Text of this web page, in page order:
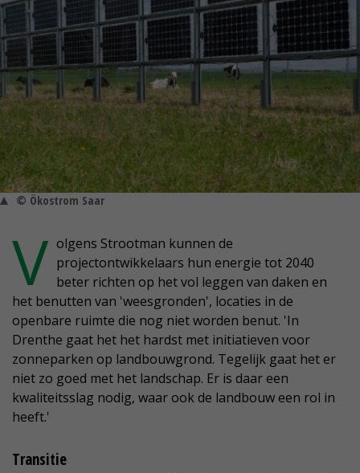
© Ökostrom Saar
V olgens Strootman kunnen de
projectontwikkelaars hun energie tot 2040
beter richten op het vol leggen van daken en
het benutten van 'weesgronden', locaties in de
openbare ruimte die nog niet worden benut. 'In
Drenthe gaat het het hardst met initiatieven voor
zonneparken op landbouwgrond. Tegelijk gaat het er
niet zo goed met het landschap. Er is daar een
kwaliteitsslag nodig, waar ook de landbouw een rol in
heeft.'
Transitie